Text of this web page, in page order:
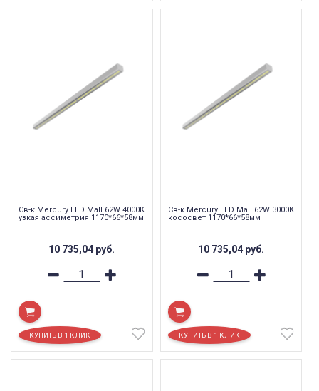
Св-к Mercury LED Mall 62W 4000К
узкая ассиметрия 1170*66*58мм
10 735,04 руб.
Св-к Mercury LED Mall 62W 3000К
кососвет 1170*66*58мм
10 735,04 руб.